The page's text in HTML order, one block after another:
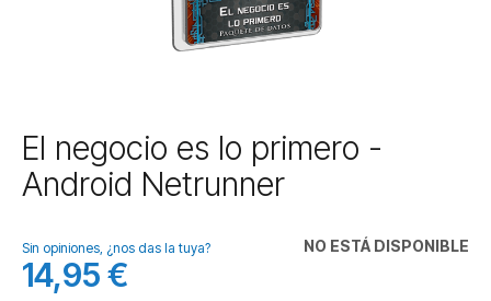
Saltar
al
comienzo
galería
de
imágenes
El negocio es lo primero -
Android Netrunner
NO ESTÁ DISPONIBLE
Sin opiniones, ¿nos das la tuya?
14,95 €